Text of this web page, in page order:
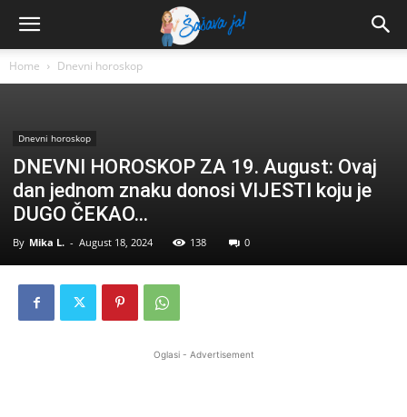
Home Dnevni horoskop
Dnevni horoskop
DNEVNI HOROSKOP ZA 19. August: Ovaj
dan jednom znaku donosi VIJESTI koju je
DUGO ČEKAO…
By Mika L. - August 18, 2024 138 0
Oglasi - Advertisement